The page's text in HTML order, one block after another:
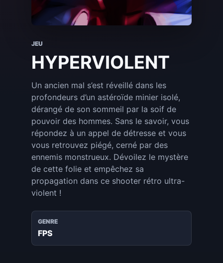
JEU
HYPERVIOLENT
Un ancien mal s’est réveillé dans les
profondeurs d’un astéroïde minier isolé,
dérangé de son sommeil par la soif de
pouvoir des hommes. Sans le savoir, vous
répondez à un appel de détresse et vous
vous retrouvez piégé, cerné par des
ennemis monstrueux. Dévoilez le mystère
de cette folie et empêchez sa
propagation dans ce shooter rétro ultra-
violent !
GENRE
FPS